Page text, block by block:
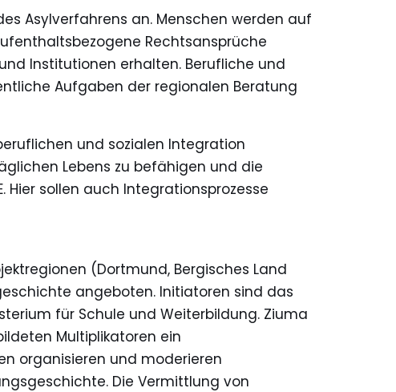
Asylverfahrens an. Menschen werden auf
Rechtsansprüche
Institutionen erhalten. Berufliche und
Aufgaben der regionalen Beratung
und sozialen Integration
Lebens zu befähigen und die
sollen auch Integrationsprozesse
(Dortmund, Bergisches Land
angeboten. Initiatoren sind das
für Schule und Weiterbildung. Ziuma
Multiplikatoren ein
organisieren und moderieren
Die Vermittlung von